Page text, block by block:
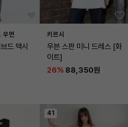
우먼
드 맥시
키르시
우븐 스판 미니 드레스 [화
이트]
26% 88,350원
41